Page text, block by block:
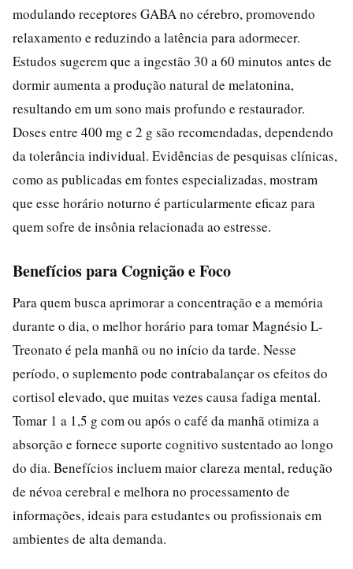
modulando receptores GABA no cérebro, promovendo
relaxamento e reduzindo a latência para adormecer.
Estudos sugerem que a ingestão 30 a 60 minutos antes de
dormir aumenta a produção natural de melatonina,
resultando em um sono mais profundo e restaurador.
Doses entre 400 mg e 2 g são recomendadas, dependendo
da tolerância individual. Evidências de pesquisas clínicas,
como as publicadas em fontes especializadas, mostram
que esse horário noturno é particularmente eficaz para
quem sofre de insônia relacionada ao estresse.
Benefícios para Cognição e Foco
Para quem busca aprimorar a concentração e a memória
durante o dia, o melhor horário para tomar Magnésio L-
Treonato é pela manhã ou no início da tarde. Nesse
período, o suplemento pode contrabalançar os efeitos do
cortisol elevado, que muitas vezes causa fadiga mental.
Tomar 1 a 1,5 g com ou após o café da manhã otimiza a
absorção e fornece suporte cognitivo sustentado ao longo
do dia. Benefícios incluem maior clareza mental, redução
de névoa cerebral e melhora no processamento de
informações, ideais para estudantes ou profissionais em
ambientes de alta demanda.